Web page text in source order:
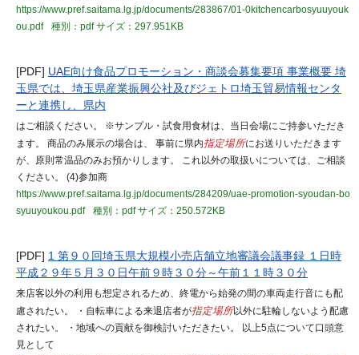
https://www.pref.saitama.lg.jp/documents/283867/01-0kitchencarbosyuuyouk
ou.pdf
種別：pdfサイズ：297.951KB
[PDF] UAE向け食品プロモーション・商談会募集要項 事業概要 埼
玉県では、埼玉県産業振興公社及びジェトロ埼玉貿易情報センタ
ーと連携し、県内
はご相談ください。 ※サンプル・試食用食材は、当日会場にご持参いただき
ます。 商品のみ展示の場合は、 事前に県内指定場所にお送りいただきます
が、原則常温品のみお預かりします。 これ以外の取扱いについては、ご相談
ください。 (4)参加商
https://www.pref.saitama.lg.jp/documents/284209/uae-promotion-syoudan-bo
syuuyoukou.pdf
種別：pdfサイズ：250.572KB
[PDF] 1 第９０回埼玉県大規模小売店舗立地審議会議事録 １日時
平成２９年５月３０日午前９時３０分～午前１１時３０分
来店客以外の利用も想定されるため、終電から始発の間の車両走行音にも配
慮されたい。 ・自転車による来退店者が指定場所以外に駐輪しないよう配慮
されたい。 ・地域への貢献を御検討いただきたい。 以上5点について口頭意
見として